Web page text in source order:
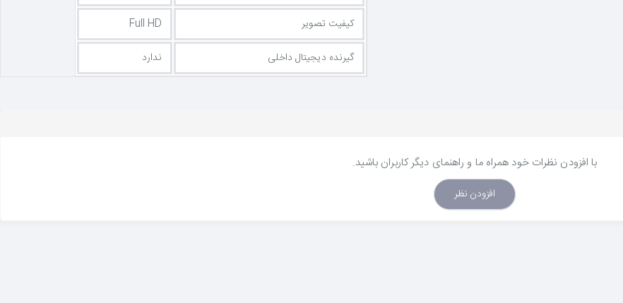
کیفیت تصویر
Full HD
گیرنده دیجیتال داخلی
ندارد
با افزودن نظرات خود همراه ما و راهنمای دیگر کاربران باشید.
افزودن نظر